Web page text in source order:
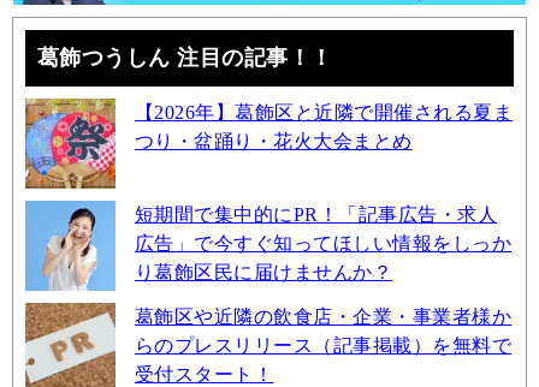
葛飾つうしん 注目の記事！！
【2026年】葛飾区と近隣で開催される夏ま
つり・盆踊り・花火大会まとめ
短期間で集中的にPR！「記事広告・求人
広告」で今すぐ知ってほしい情報をしっか
り葛飾区民に届けませんか？
葛飾区や近隣の飲食店・企業・事業者様か
らのプレスリリース（記事掲載）を無料で
受付スタート！